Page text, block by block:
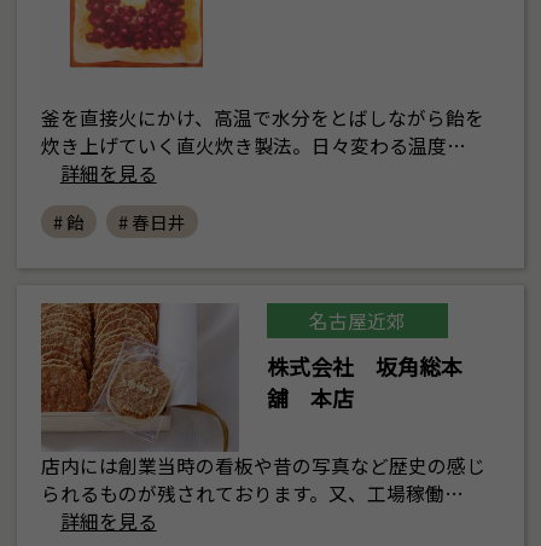
釜を直接火にかけ、高温で水分をとばしながら飴を
炊き上げていく直火炊き製法。日々変わる温度…
詳細を見る
# 飴 # 春日井
名古屋近郊
株式会社 坂角総本
舖 本店
店内には創業当時の看板や昔の写真など歴史の感じ
られるものが残されております。又、工場稼働…
詳細を見る